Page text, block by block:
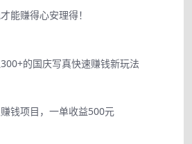
能赚得心安理得！
的国庆写真快速赚钱新玩法
钱项目，一单收益500元